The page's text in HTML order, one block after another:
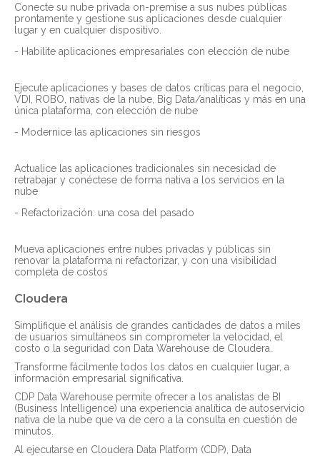
Conecte su nube privada on-premise a sus nubes públicas
prontamente y gestione sus aplicaciones desde cualquier
lugar y en cualquier dispositivo.
- Habilite aplicaciones empresariales con elección de nube
Ejecute aplicaciones y bases de datos críticas para el negocio,
VDI, ROBO, nativas de la nube, Big Data/analíticas y más en una
única plataforma, con elección de nube
- Modernice las aplicaciones sin riesgos
Actualice las aplicaciones tradicionales sin necesidad de
retrabajar y conéctese de forma nativa a los servicios en la
nube
- Refactorización: una cosa del pasado
Mueva aplicaciones entre nubes privadas y públicas sin
renovar la plataforma ni refactorizar, y con una visibilidad
completa de costos
Cloudera
Simplifique el análisis de grandes cantidades de datos a miles
de usuarios simultáneos sin comprometer la velocidad, el
costo o la seguridad con Data Warehouse de Cloudera.
Transforme fácilmente todos los datos en cualquier lugar, a
información empresarial significativa.
CDP Data Warehouse permite ofrecer a los analistas de BI
(Business Intelligence) una experiencia analítica de autoservicio
nativa de la nube que va de cero a la consulta en cuestión de
minutos.
Al ejecutarse en Cloudera Data Platform (CDP), Data